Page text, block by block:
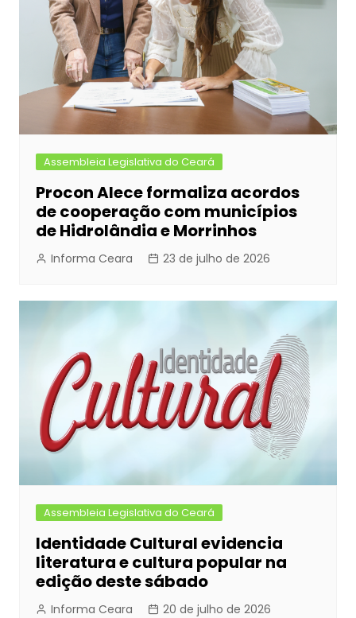
Assembleia Legislativa do Ceará
Procon Alece formaliza acordos
de cooperação com municípios
de Hidrolândia e Morrinhos
Informa Ceara 23 de julho de 2026
Assembleia Legislativa do Ceará
Identidade Cultural evidencia
literatura e cultura popular na
edição deste sábado
Informa Ceara 20 de julho de 2026